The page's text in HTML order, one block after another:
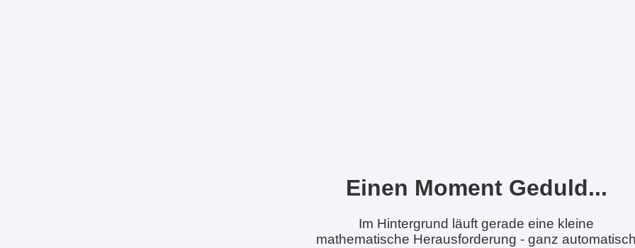
Einen Moment Geduld...
Im Hintergrund läuft gerade eine kleine
mathematische Herausforderung - ganz